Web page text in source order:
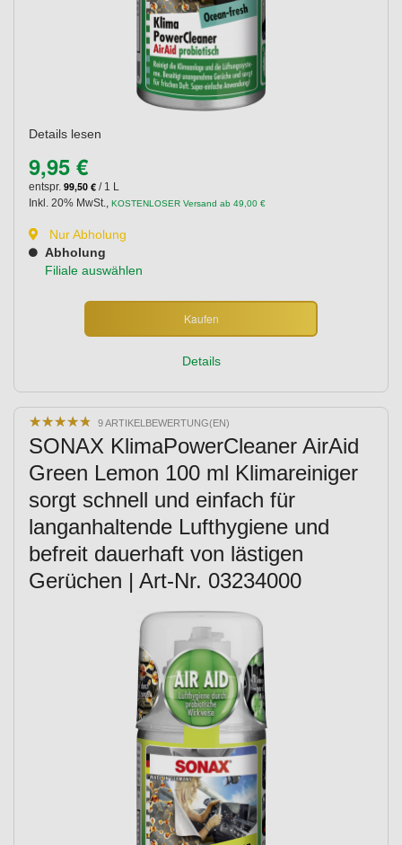
Details lesen
9,95 €
entspr. 99,50 € / 1 L
Inkl. 20% MwSt.
KOSTENLOSER Versand ab 49,00 €
Nur Abholung
Abholung
Filiale auswählen
Kaufen
Details
★★★★★
★★★★★ 9 ARTIKELBEWERTUNG(EN)
SONAX KlimaPowerCleaner AirAid
Green Lemon 100 ml Klimareiniger
sorgt schnell und einfach für
langanhaltende Lufthygiene und
befreit dauerhaft von lästigen
Gerüchen | Art-Nr. 03234000